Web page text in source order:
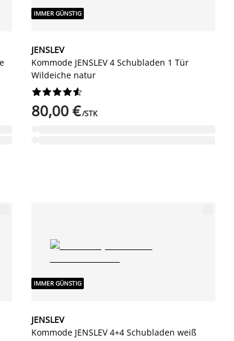
IMMER GÜNSTIG
JENSLEV
Kommode JENSLEV 4 Schubladen 1 Tür
Wildeiche natur






80,00 €/STK
IMMER GÜNSTIG
JENSLEV
Kommode JENSLEV 4+4 Schubladen weiß